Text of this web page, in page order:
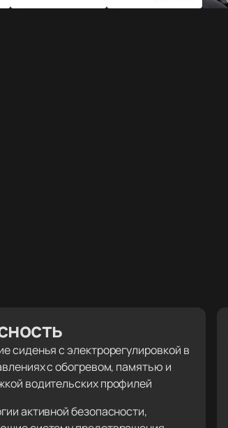
сиденья с электрорегулировкой в
с обогревом, памятью и
водительских профилей
активной безопасности,